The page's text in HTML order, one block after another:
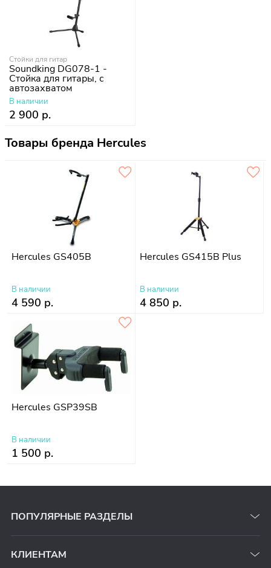
Стойки для гитар
Soundking DG078-1 -
Стойка для гитары, с
автозахватом
В наличии
2 900 р.
Товары бренда Hercules
Hercules GS405B
В наличии
4 590 р.
Hercules GS415B Plus
В наличии
4 850 р.
Hercules GSP39SB
В наличии
1 500 р.
ПОПУЛЯРНЫЕ РАЗДЕЛЫ
КЛИЕНТАМ